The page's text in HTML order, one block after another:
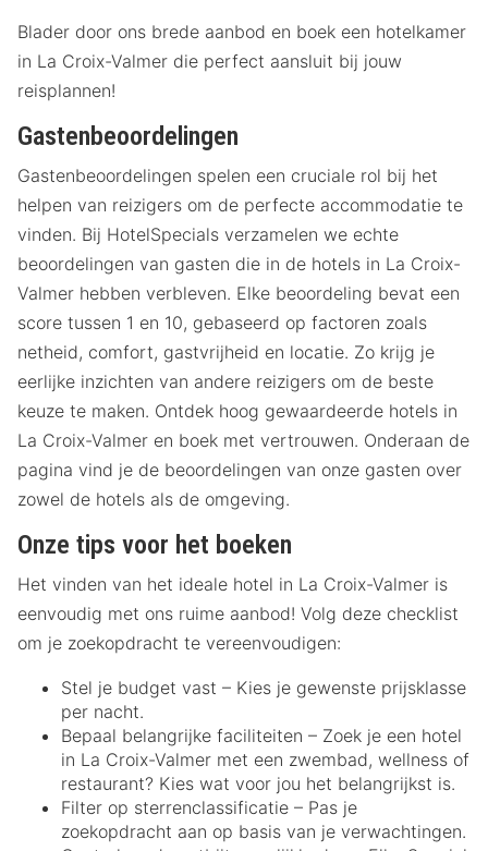
Blader door ons brede aanbod en boek een hotelkamer
in La Croix-Valmer die perfect aansluit bij jouw
reisplannen!
Gastenbeoordelingen
Gastenbeoordelingen spelen een cruciale rol bij het
helpen van reizigers om de perfecte accommodatie te
vinden. Bij HotelSpecials verzamelen we echte
beoordelingen van gasten die in de hotels in La Croix-
Valmer hebben verbleven. Elke beoordeling bevat een
score tussen 1 en 10, gebaseerd op factoren zoals
netheid, comfort, gastvrijheid en locatie. Zo krijg je
eerlijke inzichten van andere reizigers om de beste
keuze te maken. Ontdek hoog gewaardeerde hotels in
La Croix-Valmer en boek met vertrouwen. Onderaan de
pagina vind je de beoordelingen van onze gasten over
zowel de hotels als de omgeving.
Onze tips voor het boeken
Het vinden van het ideale hotel in La Croix-Valmer is
eenvoudig met ons ruime aanbod! Volg deze checklist
om je zoekopdracht te vereenvoudigen:
Stel je budget vast – Kies je gewenste prijsklasse
per nacht.
Bepaal belangrijke faciliteiten – Zoek je een hotel
in La Croix-Valmer met een zwembad, wellness of
restaurant? Kies wat voor jou het belangrijkst is.
Filter op sterrenclassificatie – Pas je
zoekopdracht aan op basis van je verwachtingen.